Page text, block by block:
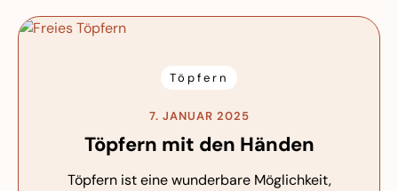
Töpfern
7. JANUAR 2025
Töpfern mit den Händen
Töpfern ist eine wunderbare Möglichkeit,